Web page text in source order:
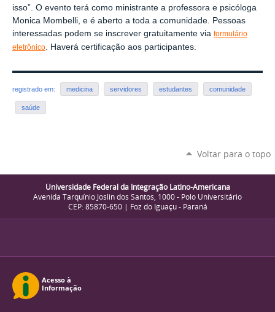
isso”. O evento terá como ministrante a professora e psicóloga
Monica Mombelli, e é aberto a toda a comunidade. Pessoas
interessadas podem se inscrever gratuitamente via formulário
eletrônico . Haverá certificação aos participantes.
registrado em: medicina servidores estudantes comunidade
saúde
Voltar para o topo
Universidade Federal da Integração Latino-Americana
Avenida Tarquínio Joslin dos Santos, 1000 - Polo Universitário
CEP: 85870-650 | Foz do Iguaçu - Paraná